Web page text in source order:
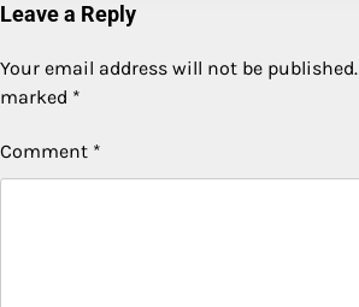
Leave a Reply
Your email address will not be published.
marked *
Comment *